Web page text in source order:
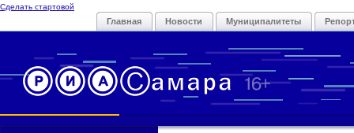
Сделать стартовой
Главная Новости Муниципалитеты